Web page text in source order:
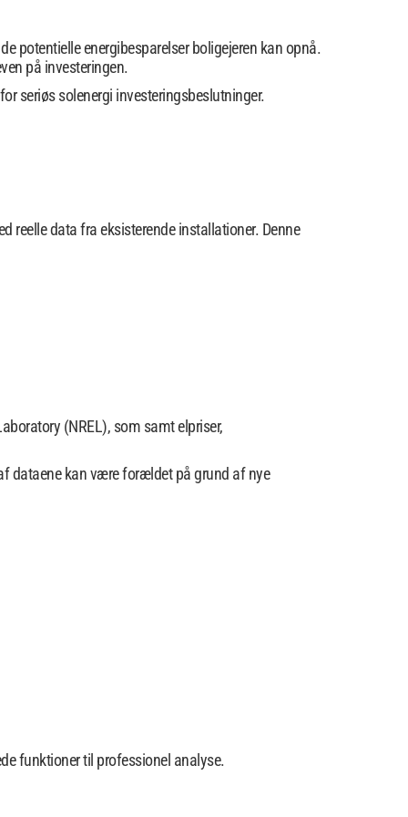
potentielle energibesparelser boligejeren kan opnå.
på investeringen.
seriøs solenergi investeringsbeslutninger.
reelle data fra eksisterende installationer. Denne
(NREL), som samt elpriser,
dataene kan være forældet på grund af nye
funktioner til professionel analyse.